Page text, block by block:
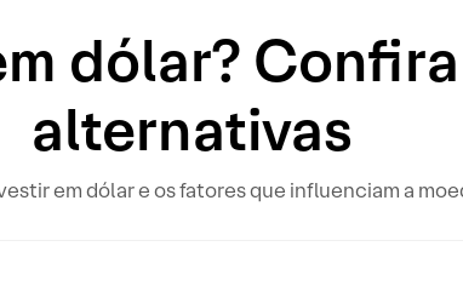
dólar?
alternativas
em dólar e os fatores que influenciam a